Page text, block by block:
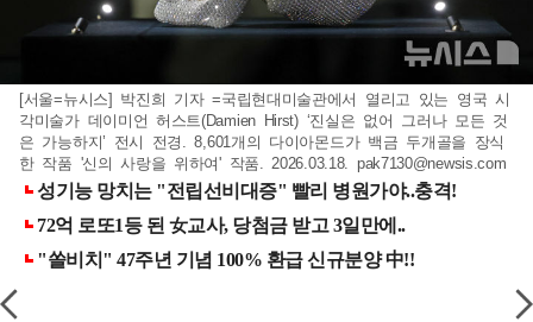
[서울=뉴시스] 박진희 기자 =국립현대미술관에서 열리고 있는 영국 시
각미술가 데이미언 허스트(Damien Hirst) ‘진실은 없어 그러나 모든 것
은 가능하지’ 전시 전경. 8,601개의 다이아몬드가 백금 두개골을 장식
한 작품 '신의 사랑을 위하여' 작품. 2026.03.18. pak7130@newsis.com